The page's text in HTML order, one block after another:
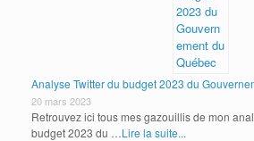
Analyse Twitter du budget 2023 du
20 mars 2023
Retrouvez ici tous mes gazouillis de mon
budget 2023 du …Lire la suite...